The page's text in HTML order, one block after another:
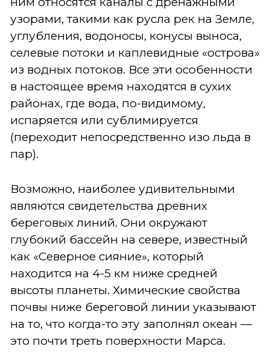
узорами, такими как русла рек на Земле,
углубления, водоносы, конусы выноса,
селевые потоки и каплевидные «острова»
из водных потоков. Все эти особенности
в настоящее время находятся в сухих
районах, где вода, по-видимому,
испаряется или сублимируется
(переходит непосредственно изо льда в
пар).
Возможно, наиболее удивительными
являются свидетельства древних
береговых линий. Они окружают
глубокий бассейн на севере, известный
как «Северное сияние», который
находится на 4-5 км ниже средней
высоты планеты. Химические свойства
почвы ниже береговой линии указывают
на то, что когда-то эту заполнял океан —
это почти треть поверхности Марса.